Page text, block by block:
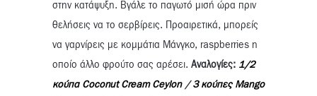
στην κατάψυξη. Βγάλε το παγωτό μισή ώρα πριν
θελήσεις να το σερβίρεις. Προαιρετικά, μπορείς
να γαρνίρεις με κομμάτια Μάνγκο, raspberries η
οποίο άλλο φρούτο σας αρέσει. Αναλογίες: 1/2
κούπα Coconut Cream Ceylon/3 κούπες Mango